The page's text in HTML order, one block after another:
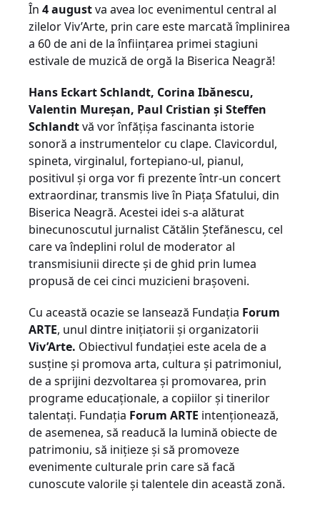
În 4 augustva avea loc evenimentul central al
zilelor Viv’Arte, prin care este marcată împlinirea
a 60 de ani de la înfiinţarea primei stagiuni
estivale de muzică de orgă la Biserica Neagră!
Hans Eckart Schlandt, Corina Ibănescu,
Valentin Mureşan, Paul Cristian şi Steffen
Schlandtvă vor înfăţişa fascinanta istorie
sonoră a instrumentelor cu clape. Clavicordul,
spineta, virginalul, fortepiano-ul, pianul,
positivul şi orga vor fi prezente într-un concert
extraordinar, transmis live în Piaţa Sfatului, din
Biserica Neagră. Acestei idei s-a alăturat
binecunoscutul jurnalist Cătălin Ştefănescu, cel
care va îndeplini rolul de moderator al
transmisiunii directe şi de ghid prin lumea
propusă de cei cinci muzicieni braşoveni.
Cu această ocazie se lansează Fundaţia Forum
ARTE, unul dintre iniţiatorii şi organizatorii
Viv’Arte. Obiectivul fundaţiei este acela de a
susţine şi promova arta, cultura şi patrimoniul,
de a sprijini dezvoltarea şi promovarea, prin
programe educaţionale, a copiilor şi tinerilor
talentaţi. Fundaţia Forum ARTE intenţionează,
de asemenea, să readucă la lumină obiecte de
patrimoniu, să iniţieze şi să promoveze
evenimente culturale prin care să facă
cunoscute valorile şi talentele din această zonă.